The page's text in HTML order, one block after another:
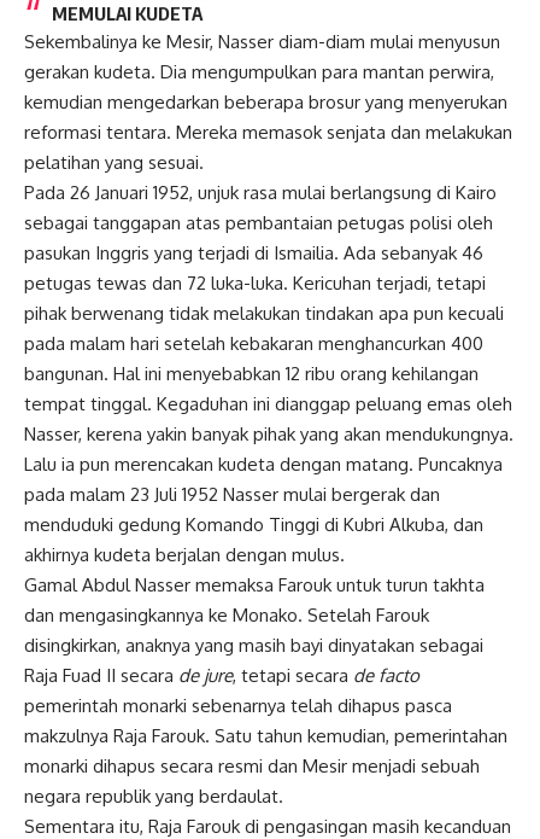
MEMULAI KUDETA
Sekembalinya ke Mesir, Nasser diam-diam mulai menyusun
gerakan kudeta. Dia mengumpulkan para mantan perwira,
kemudian mengedarkan beberapa brosur yang menyerukan
reformasi tentara. Mereka memasok senjata dan melakukan
pelatihan yang sesuai.
Pada 26 Januari 1952, unjuk rasa mulai berlangsung di Kairo
sebagai tanggapan atas pembantaian petugas polisi oleh
pasukan Inggris yang terjadi di Ismailia. Ada sebanyak 46
petugas tewas dan 72 luka-luka. Kericuhan terjadi, tetapi
pihak berwenang tidak melakukan tindakan apa pun kecuali
pada malam hari setelah kebakaran menghancurkan 400
bangunan. Hal ini menyebabkan 12 ribu orang kehilangan
tempat tinggal. Kegaduhan ini dianggap peluang emas oleh
Nasser, kerena yakin banyak pihak yang akan mendukungnya.
Lalu ia pun merencakan kudeta dengan matang. Puncaknya
pada malam 23 Juli 1952 Nasser mulai bergerak dan
menduduki gedung Komando Tinggi di Kubri Alkuba, dan
akhirnya kudeta berjalan dengan mulus.
Gamal Abdul Nasser memaksa Farouk untuk turun takhta
dan mengasingkannya ke Monako. Setelah Farouk
disingkirkan, anaknya yang masih bayi dinyatakan sebagai
Raja Fuad II secara de jure, tetapi secara de facto
pemerintah monarki sebenarnya telah dihapus pasca
makzulnya Raja Farouk. Satu tahun kemudian, pemerintahan
monarki dihapus secara resmi dan Mesir menjadi sebuah
negara republik yang berdaulat.
Sementara itu, Raja Farouk di pengasingan masih kecanduan